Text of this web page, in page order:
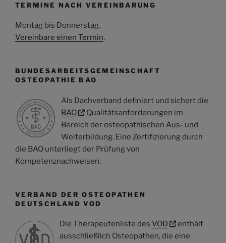
TERMINE NACH VEREINBARUNG
Montag bis Donnerstag.
Vereinbare einen Termin.
BUNDESARBEITSGEMEINSCHAFT
OSTEOPATHIE BAO
Als Dachverband definiert und sichert die
BAO
Qualitätsanforderungen im
Bereich der osteopathischen Aus- und
Weiterbildung. Eine Zertifizierung durch
die BAO unterliegt der Prüfung von
Kompetenznachweisen.
VERBAND DER OSTEOPATHEN
DEUTSCHLAND VOD
Die Therapeutenliste des VOD
enthält
ausschließlich Osteopathen, die eine